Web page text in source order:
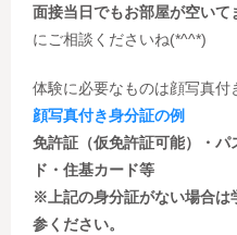
面接当日でもお部屋が空いて
にご相談くださいね(*^^*)
体験に必要なものは顔写真付
顔写真付き身分証の例
免許証（仮免許証可能）・
ド・住基カード等
※上記の身分証がない場合は
参ください。